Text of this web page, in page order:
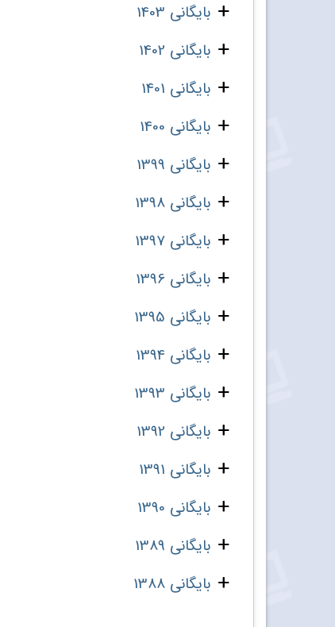
بایگانی 1403
بایگانی 1402
بایگانی 1401
بایگانی 1400
بایگانی 1399
بایگانی 1398
بایگانی 1397
بایگانی 1396
بایگانی 1395
بایگانی 1394
بایگانی 1393
بایگانی 1392
بایگانی 1391
بایگانی 1390
بایگانی 1389
بایگانی 1388